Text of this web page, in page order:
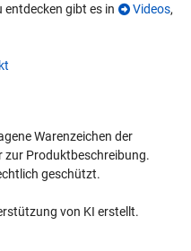
entdecken gibt es in Videos,
Warenzeichen der
zur Produktbeschreibung.
geschützt.
von KI erstellt.